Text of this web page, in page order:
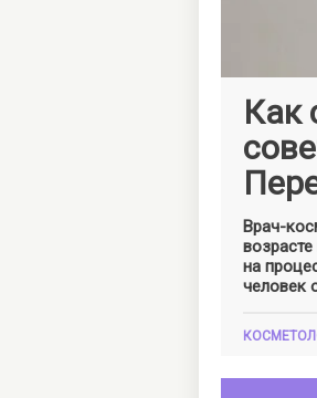
Как
Врач-
на
человек